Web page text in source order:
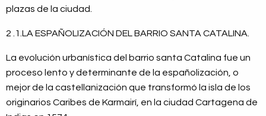
plazas de la ciudad.
2 .1.LA ESPAÑOLIZACIÓN DEL BARRIO SANTA CATALINA.
La evolución urbanística del barrio santa Catalina fue un
proceso lento y determinante de la españolización, o
mejor de la castellanización que transformó la isla de los
originarios Caribes de Karmairí, en la ciudad Cartagena de